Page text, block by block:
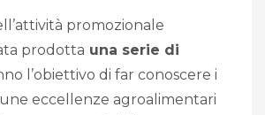
promozionale
prodotta una serie di
l’obiettivo di far conoscere i
eccellenze agroalimentari